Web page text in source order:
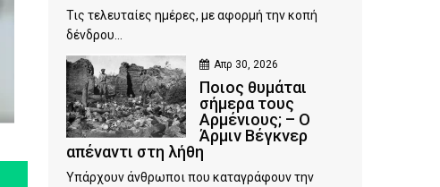
Τις τελευταίες ημέρες, με αφορμή την κοπή
δένδρου...
Απρ 30, 2026
Ποιος θυμάται
σήμερα τους
Αρμένιους; – Ο
Άρμιν Βέγκνερ
απέναντι στη λήθη
Υπάρχουν άνθρωποι που καταγράφουν την